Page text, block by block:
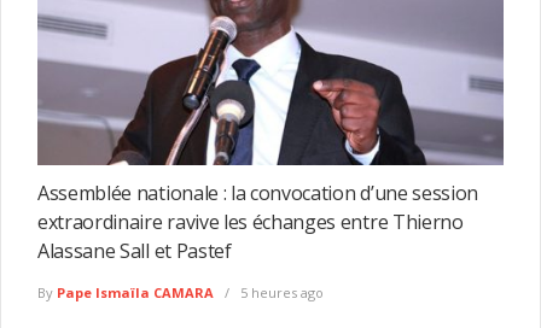
Assemblée nationale : la convocation d’une session
extraordinaire ravive les échanges entre Thierno
Alassane Sall et Pastef
By Pape Ismaïla CAMARA 5 heures ago